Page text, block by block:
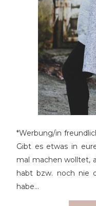
*Werbung/in
Gibt es etwas in
mal machen wolltet,
habt bzw. noch nie
habe…